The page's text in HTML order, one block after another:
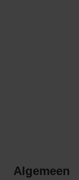
Algemeen